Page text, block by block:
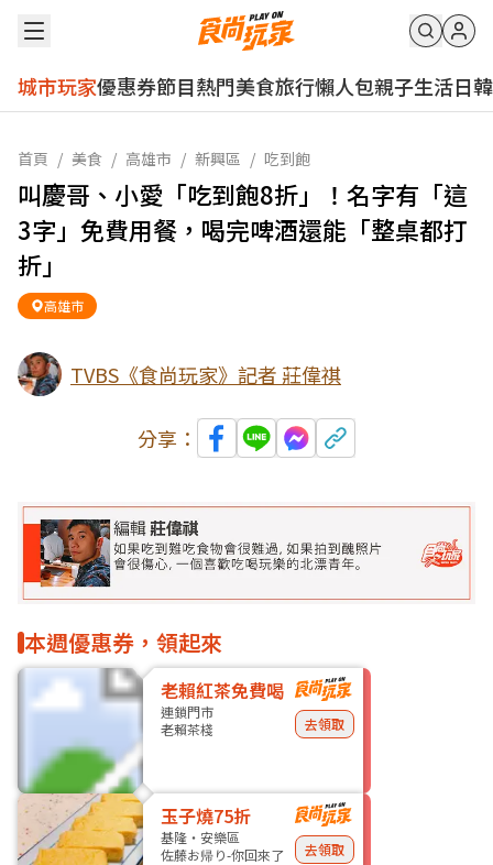
城市玩家優惠券節目熱門美食旅行懶人包親子生活日韓
首頁 / 美食 / 高雄市 / 新興區 / 吃到飽
叫慶哥、小愛「吃到飽8折」！名字有「這
3字」免費用餐，喝完啤酒還能「整桌都打
折」
高雄市
TVBS《食尚玩家》記者 莊偉祺
分享：
本週優惠券，領起來
老賴紅茶免費喝
連鎖門市
老賴茶棧
去領取
玉子燒75折
基隆・安樂區
佐藤お帰り-你回來了
去領取